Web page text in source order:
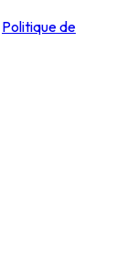
Politique de